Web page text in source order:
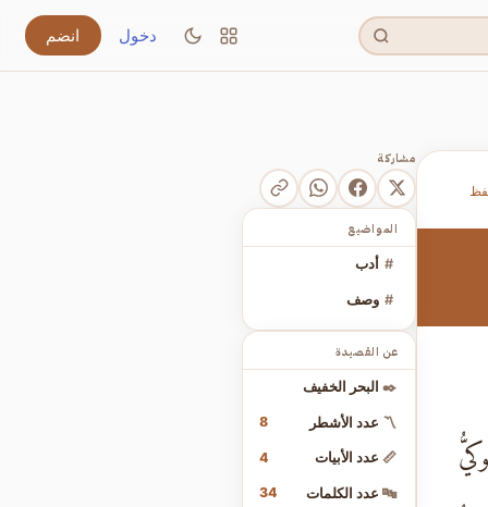
دخول انضم
مشاركة
المواضيع
# أدب
# وصف
عن القصيدة
✒️ البحر الخفيف
〽️ عدد الأشطر 8
📏 عدد الأبيات 4
🔤 عدد الكلمات 34